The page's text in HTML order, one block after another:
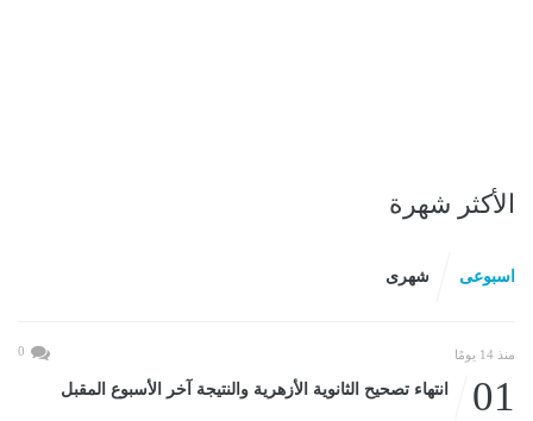
الأكثر شهرة
اسبوعى شهرى
منذ 14 يومًا 0
01 انتهاء تصحيح الثانوية الأزهرية والنتيجة آخر الأسبوع المقبل